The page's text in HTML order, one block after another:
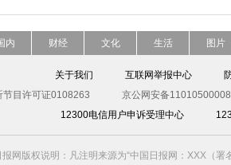
内 财经 文化 生活 图片
关于我们 互联网举报中心
节目许可证0108263
京公网安备
12300电信用户申诉受理中心
报网版权说明：凡注明来源为“中国日报网：XXX（